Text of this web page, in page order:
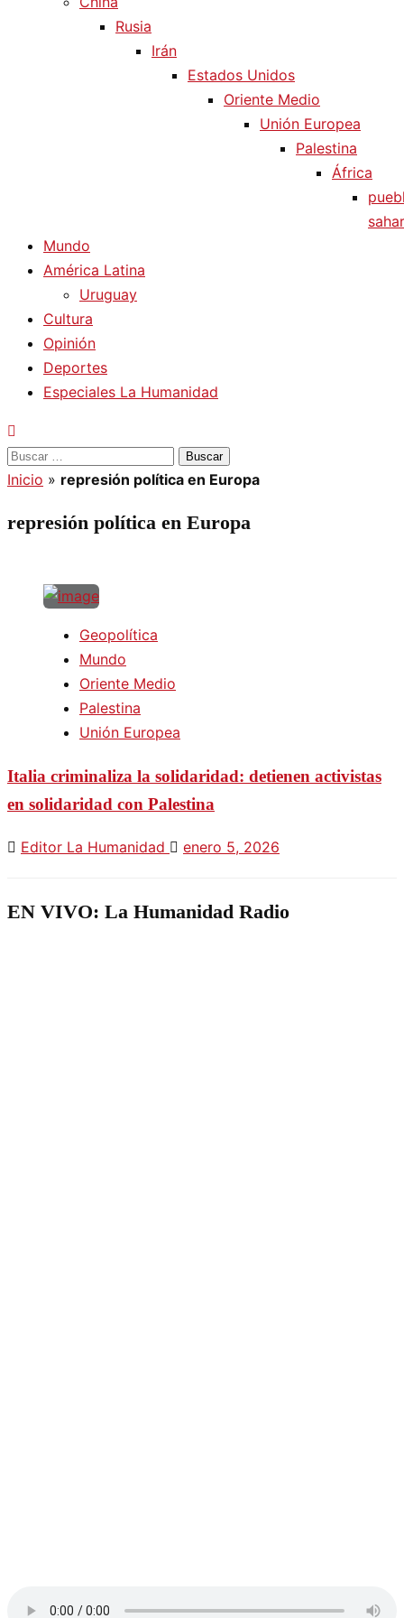
Rusia
Irán
Estados Unidos
Oriente Medio
Unión Europea
Palestina
África
Mundo
América Latina
Uruguay
Cultura
Opinión
Deportes
Especiales La Humanidad
Buscar:
Inicio » represión política en Europa
represión política en Europa
Geopolítica
Mundo
Oriente Medio
Palestina
Unión Europea
Italia criminaliza la solidaridad: detienen activistas
en solidaridad con Palestina
Editor La Humanidad enero 5, 2026
EN VIVO: La Humanidad Radio